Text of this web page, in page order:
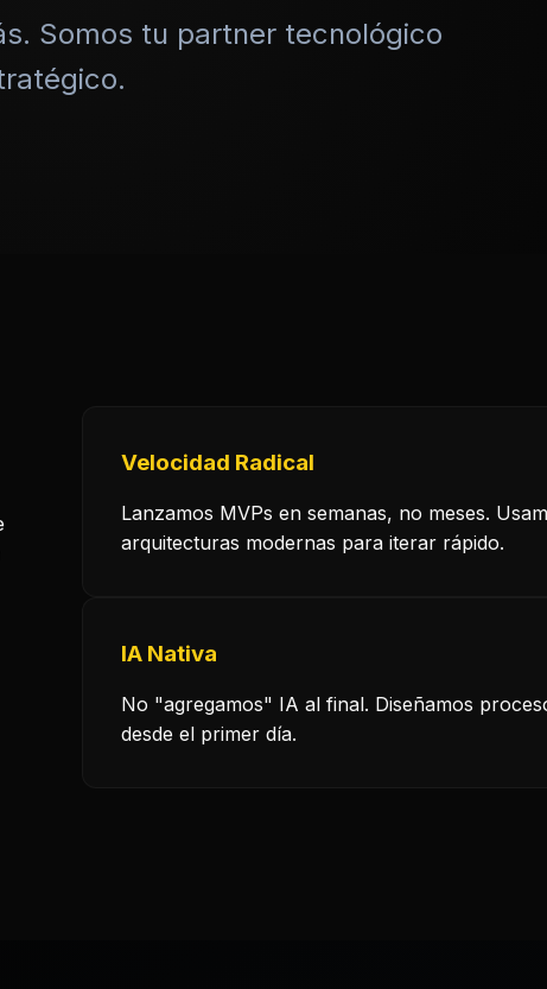
Somos tu partner tecnológico
Velocidad Radical
Lanzamos MVPs en semanas, no meses.
arquitecturas modernas para iterar rápido.
IA Nativa
No "agregamos" IA al final. Diseñamos
desde el primer día.